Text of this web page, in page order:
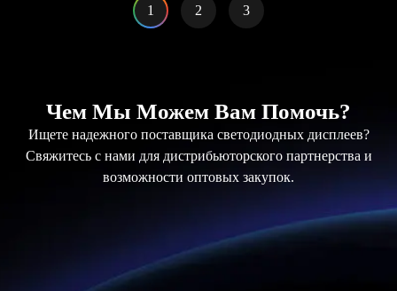
1 2 3
Чем Мы Можем Вам Помочь?
Ищете надежного поставщика светодиодных дисплеев?
Свяжитесь с нами для дистрибьюторского партнерства и
возможности оптовых закупок.